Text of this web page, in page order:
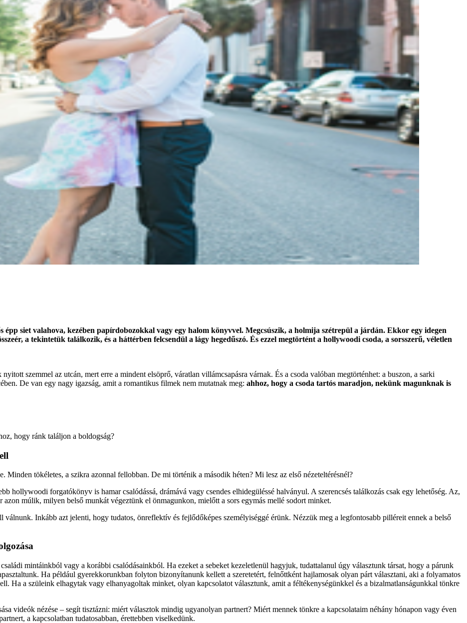
siet valahova, kezében papírdobozokkal vagy egy halom könyvvel. Megcsúszik, a holmija szétrepül a járdán. Ekkor egy idegen
a tekintetük találkozik, és a háttérben felcsendül a lágy hegedűszó. És ezzel megtörtént a hollywoodi csoda, a sorsszerű, véletlen
szemmel az utcán, mert erre a mindent elsöprő, váratlan villámcsapásra várnak. És a csoda valóban megtörténhet: a buszon, a sarki
De van egy nagy igazság, amit a romantikus filmek nem mutatnak meg: ahhoz, hogy a csoda tartós maradjon, nekünk magunknak is
hogy ránk találjon a boldogság?
Minden tökéletes, a szikra azonnal fellobban. De mi történik a második héten? Mi lesz az első nézeteltérésnél?
hollywoodi forgatókönyv is hamar csalódássá, drámává vagy csendes elhidegüléssé halványul. A szerencsés találkozás csak egy lehetőség. Az,
múlik, milyen belső munkát végeztünk el önmagunkon, mielőtt a sors egymás mellé sodort minket.
válnunk. Inkább azt jelenti, hogy tudatos, önreflektív és fejlődőképes személyiséggé érünk. Nézzük meg a legfontosabb pilléreit ennek a belső
mintáinkból vagy a korábbi csalódásainkból. Ha ezeket a sebeket kezeletlenül hagyjuk, tudattalanul úgy választunk társat, hogy a párunk
Ha például gyerekkorunkban folyton bizonyítanunk kellett a szeretetért, felnőttként hajlamosak olyan párt választani, aki a folyamatos
Ha a szüleink elhagytak vagy elhanyagoltak minket, olyan kapcsolatot választunk, amit a féltékenységünkkel és a bizalmatlanságunkkal tönkre
videók nézése – segít tisztázni: miért választok mindig ugyanolyan partnert? Miért mennek tönkre a kapcsolataim néhány hónapon vagy éven
a kapcsolatban tudatosabban, érettebben viselkedünk.